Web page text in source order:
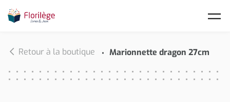
Retour à la boutique Marionnette dragon 27cm